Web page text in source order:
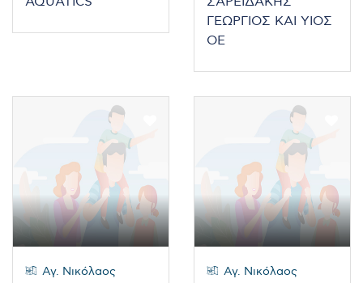
ΓΕΩΡΓΙΟΣ ΚΑΙ ΥΙΟΣ
ΟΕ
Αγ. Νικόλαος Αγ. Νικόλαος